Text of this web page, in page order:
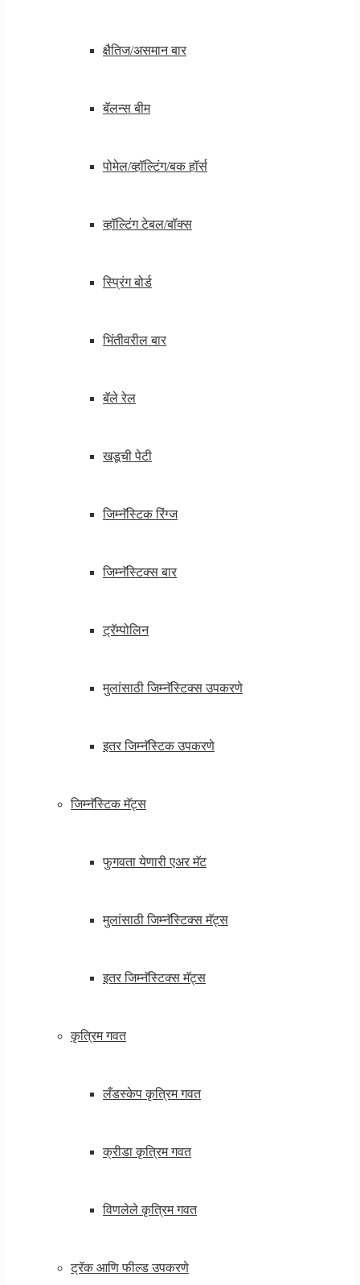
क्षैतिज/असमान बार
बॅलन्स बीम
पोमेल/व्हॉल्टिंग/बक हॉर्स
व्हॉल्टिंग टेबल/बॉक्स
स्प्रिंग बोर्ड
भिंतीवरील बार
बॅले रेल
खडूची पेटी
जिम्नॅस्टिक रिंग्ज
जिम्नॅस्टिक्स बार
ट्रॅम्पोलिन
मुलांसाठी जिम्नॅस्टिक्स उपकरणे
इतर जिम्नॅस्टिक उपकरणे
जिम्नॅस्टिक मॅट्स
फुगवता येणारी एअर मॅट
मुलांसाठी जिम्नॅस्टिक्स मॅट्स
इतर जिम्नॅस्टिक्स मॅट्स
कृत्रिम गवत
लँडस्केप कृत्रिम गवत
क्रीडा कृत्रिम गवत
विणलेले कृत्रिम गवत
ट्रॅक आणि फील्ड उपकरणे